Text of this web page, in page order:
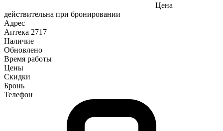
Цена
действительна при бронировании
Адрес
Аптека 2717
Наличие
Обновлено
Время работы
Цены
Скидки
Бронь
Телефон